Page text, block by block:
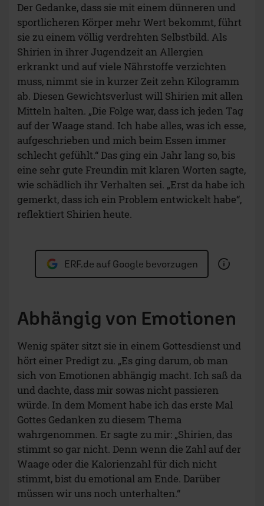
Der Gedanke, dass sie mit einem dünneren und
sportlicheren Körper mehr Wert bekommt, führt
sie zu einem völlig verdrehten Selbstbild. Als
Shirien in ihrer Jugendzeit an Allergien
erkrankt und auf viele Nährstoffe verzichten
muss, nimmt sie in kurzer Zeit zehn Kilogramm
ab. Diesen Gewichtsverlust will Shirien mit allen
Mitteln halten. „Die Folge war, dass ich jeden Tag
auf der Waage stand. Ich habe alles, was ich esse,
aufgeschrieben und mich beim Essen immer
schlecht gefühlt.“ Das ging ein Jahr lang so, bis
eine sehr gute Freundin mit klaren Worten sagte,
wie schädlich ihr Verhalten sei. „Erst da habe ich
gemerkt, dass ich ein Problem entwickelt habe“,
reflektiert Shirien heute.
ERF.de auf Google bevorzugen
Abhängig von Emotionen
Wenig später sitzt sie in einem Gottesdienst und
hört einer Predigt zu. „Es ging darum, ob man
sich von Emotionen abhängig macht. Ich saß da
und dachte, dass mir sowas nicht passieren
würde. In dem Moment habe ich das erste Mal
Gottes Gedanken zu diesem Thema
wahrgenommen. Er sagte zu mir: „Shirien, das
stimmt so gar nicht. Denn wenn die Zahl auf der
Waage oder die Kalorienzahl für dich nicht
stimmt, bist du emotional am Ende. Darüber
müssen wir uns noch unterhalten.“